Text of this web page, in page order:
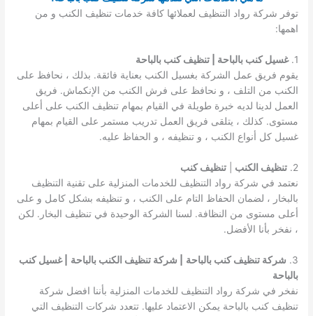
توفر شركة رواد التنظيف لعملائها كافة خدمات تنظيف الكنب و من
اهمها:
1. غسيل كنب بالباحة | تنظيف كنب بالباحة
يقوم فريق عمل الشركة بغسيل الكنب بعناية فائقة. بذلك ، نحافظ على
الكنب من التلف ، و نحافظ على فرش الكنب من الإنكماش. فريق
العمل لدينا لديه خبرة طويلة في القيام بمهام تنظيف الكنب على أعلى
مستوى. كذلك ، يتلقى فريق العمل تدريب مستمر على القيام بمهام
غسيل كل أنواع الكنب ، و تنظيفه ، و الحفاظ عليه.
2. تنظيف الكنب |تنظيف كنب
نعتمد في شركة رواد التنظيف للخدمات المنزلية على تقنية التنظيف
بالبخار ، لضمان الحفاظ التام على الكنب ، و تنظيفه بشكل كامل و على
أعلى مستوى من النظافة. لسنا الشركة الوحيدة في تنظيف البخار. لكن
، نفخر بأنا الأفضل.
3. شركة تنظيف كنب بالباحة | شركة تنظيف الكنب بالباحة
| غسيل كنب
بالباحة
نفخر في شركة رواد التنظيف للخدمات المنزلية بأننا افضل شركة
تنظيف كنب بالباحة يمكن الاعتماد عليها. تتعدد شركات التنظيف التي